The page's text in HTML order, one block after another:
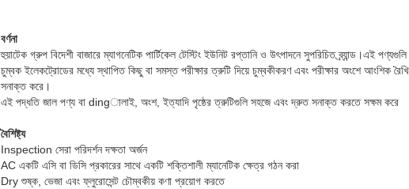
বর্ণনা
হুয়াটেক গ্রুপ বিদেশী বাজারে ম্যাগনেটিক পার্টিকেল টেস্টিং ইউনিট রপ্তানি ও উৎপাদনে সুপরিচিত ব্র্যান্ড।এই
চুম্বক ইলেকট্রোডের মধ্যে স্থাপিত কিছু বা সমস্ত পরীক্ষার ত্রুটি দিয়ে চুম্বকীকরণ এবং পরীক্ষার অংশে আংশিক
সনাক্ত করে।
এই পদ্ধতি জাল পণ্য বা dingালাই, অংশ, ইত্যাদি পৃষ্ঠের ত্রুটিগুলি সহজে এবং দ্রুত সনাক্ত করতে সক্ষম করে
বৈশিষ্ট্য
Inspection সেরা পরিদর্শন দক্ষতা অর্জন
AC একটি এসি বা ডিসি প্রকারের সাথে একটি শক্তিশালী ম্যানেটিক ক্ষেত্র গঠন করা
Dry শুষ্ক, ভেজা এবং ফ্লুরোসেন্ট চৌম্বকীয় কণা প্রয়োগ করতে